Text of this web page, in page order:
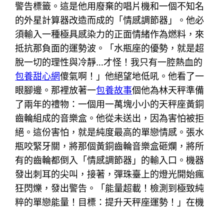
警告標籤。這是他用廢棄的唱片機和一個不知名
的外星計算器改造而成的「情感調節器」。他必
須輸入一種極具感染力的正面情緒作為燃料，來
抵抗那負面的運勢波。「水瓶座的優勢，就是超
脫一切的理性與冷靜…才怪！我只有一腔熱血的
包養甜心網傻氣啊！」他絕望地低吼。他看了一
眼腳邊。那裡放著一包養故事個他為林天秤準備
了兩年的禮物：一個用一萬塊小小的天秤座黃銅
齒輪組成的音樂盒。他從未送出，因為害怕被拒
絕。這份害怕，就是純度最高的單戀情感。張水
瓶咬緊牙關，將那個黃銅齒輪音樂盒砸爛，將所
有的齒輪都倒入「情感調節器」的輸入口。機器
發出刺耳的尖叫，接著，彈珠臺上的燈光開始瘋
狂閃爍，發出警告。「能量超載！檢測到極致純
粹的單戀能量！目標：提升天秤座運勢！」在機